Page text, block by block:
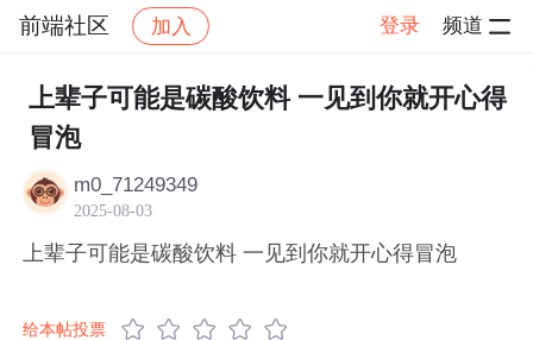
前端社区 加入 登录 频道
社区 前端社区 感慨 帖子详情
上辈子可能是碳酸饮料 一见到你就开心得
冒泡
m0_71249349
2025-08-03
上辈子可能是碳酸饮料 一见到你就开心得冒泡
给本帖投票